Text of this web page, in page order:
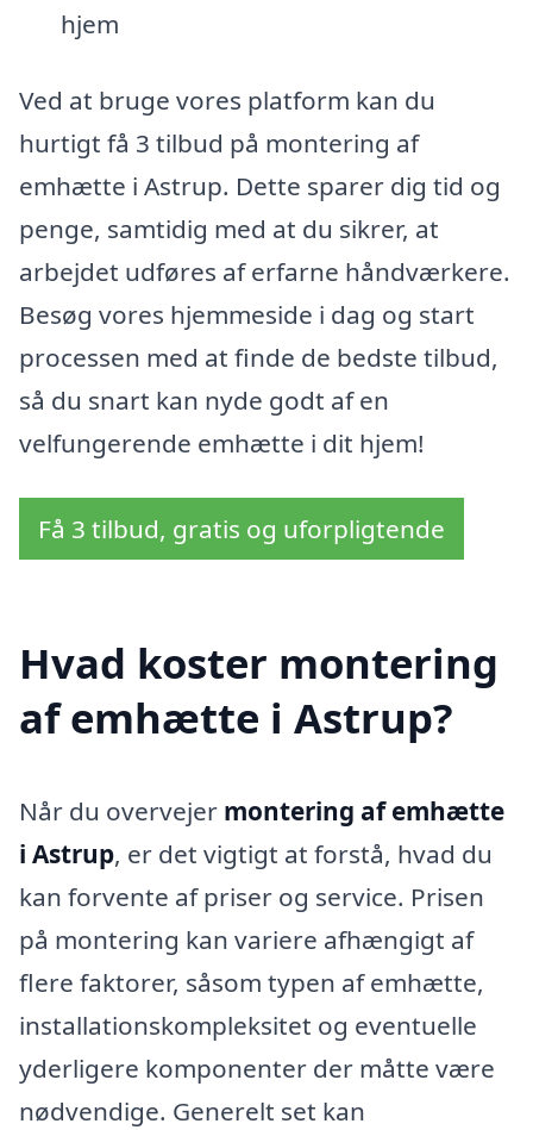
hjem
Ved at bruge vores platform kan du
hurtigt få 3 tilbud på montering af
emhætte i Astrup. Dette sparer dig tid og
penge, samtidig med at du sikrer, at
arbejdet udføres af erfarne håndværkere.
Besøg vores hjemmeside i dag og start
processen med at finde de bedste tilbud,
så du snart kan nyde godt af en
velfungerende emhætte i dit hjem!
Få 3 tilbud, gratis og uforpligtende
Hvad koster montering
af emhætte i Astrup?
Når du overvejer montering af emhætte
i Astrup, er det vigtigt at forstå, hvad du
kan forvente af priser og service. Prisen
på montering kan variere afhængigt af
flere faktorer, såsom typen af emhætte,
installationskompleksitet og eventuelle
yderligere komponenter der måtte være
nødvendige. Generelt set kan